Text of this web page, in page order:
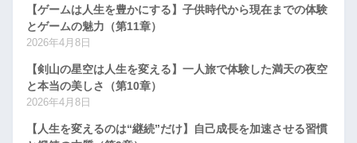
【ゲームは人生を豊かにする】子供時代から現在までの体験
とゲームの魅力（第11章）
2026年4月8日
【剣山の星空は人生を変える】一人旅で体験した満天の夜空
と本当の美しさ（第10章）
2026年4月8日
【人生を変えるのは“継続”だけ】自己成長を加速させる習慣